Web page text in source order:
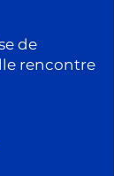
de
rencontre